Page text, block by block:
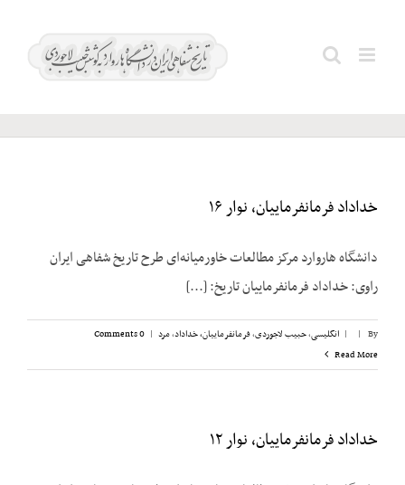
روسیه
خداداد فرمانفرماییان، نوار ۱۶
دانشگاه هاروارد مرکز مطالعات خاورمیانه‌ای طرح تاریخ شفاهی ایران
راوی: خداداد فرمانفرماییان تاریخ: [...]
By
|
| انگلیسی,حبیب لاجوردی,فرمانفرماییان، خداداد,مرد |
0 Comments
Read More
خداداد فرمانفرماییان، نوار ۱۲